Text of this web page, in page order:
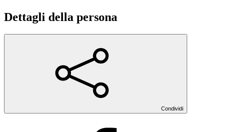
Dettagli della persona
Condividi